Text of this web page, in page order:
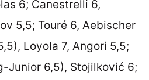
6; Canestrelli 6,
5,5; Touré 6, Aebischer
Loyola 7, Angori 5,5;
Junior 6,5), Stojilković 6;